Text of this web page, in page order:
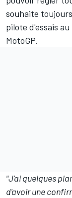
souhaite
pilote d'essais
MotoGP.
"J'ai quelques
d'avoir une